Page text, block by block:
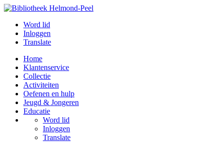
Word lid
Inloggen
Translate
Home
Klantenservice
Collectie
Activiteiten
Oefenen en hulp
Jeugd & Jongeren
Educatie
Word lid
Inloggen
Translate